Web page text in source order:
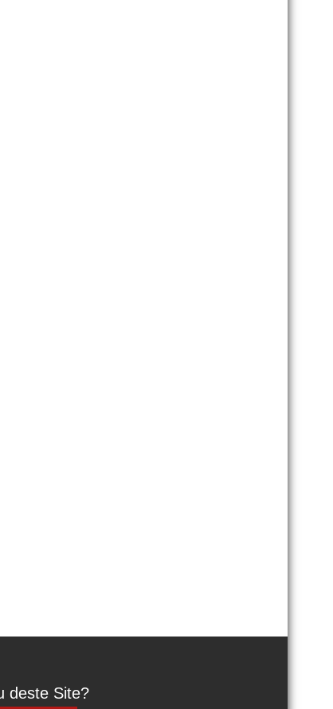
deste Site?